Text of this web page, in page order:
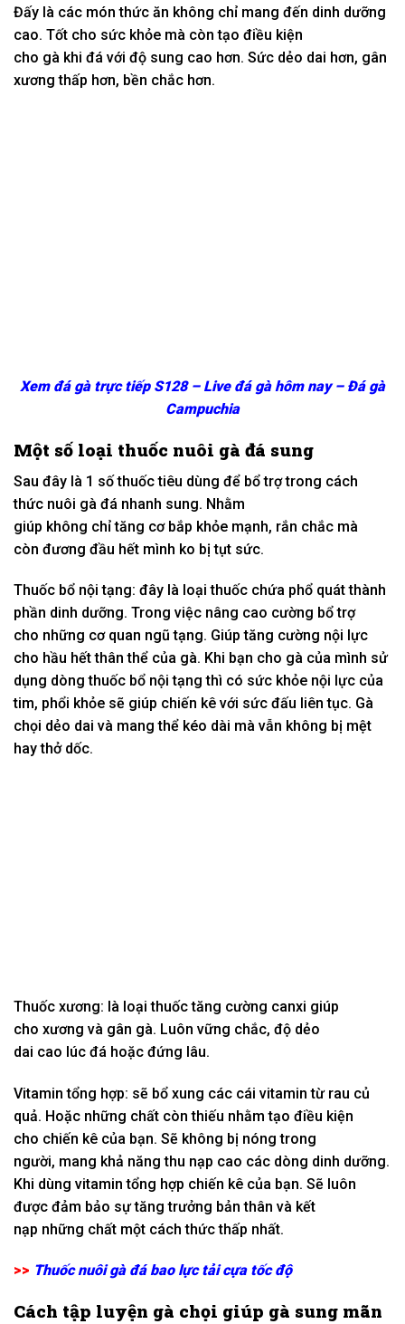
Đấy là các món thức ăn không chỉ mang đến dinh dưỡng
cao. Tốt cho sức khỏe mà còntạo điều kiện
cho gà khi đá với độ sung cao hơn. Sức dẻo dai hơn, gân
xươngthấp hơn, bền chắc hơn.
Xem đá gà trực tiếp S128 – Live đá gà hôm nay – Đá gà
Campuchia
Một số loại thuốc nuôi gà đá sung
Sau đây là 1 số thuốctiêu dùng để bổ trợ trong cách
thức nuôi gà đá nhanh sung. Nhằm
giúp không chỉtăng cơ bắp khỏe mạnh, rắn chắc mà
còn đương đầu hết mình ko bị tụt sức.
Thuốc bổ nội tạng: đây là loại thuốc chứa phổ quátthành
phần dinh dưỡng. Trong việc nâng cao cường bổ trợ
cho những cơ quan ngũ tạng. Giúptăng cường nội lực
cho hầu hết thân thể của gà. Khi bạn cho gà của mình sử
dụng dòng thuốc bổ nội tạng thì có sức khỏe nội lực của
tim, phổi khỏe sẽ giúp chiến kê với sức đấu liên tục. Gà
chọi dẻo dai và mang thể kéo dài mà vẫn không bị mệt
hay thở dốc.
Thuốc xương: là loại thuốctăng cường canxi giúp
cho xương và gân gà. Luôn vững chắc, độ dẻo
dai cao lúc đá hoặc đứng lâu.
Vitamin tổng hợp: sẽ bổ xung các cái vitamintừrau củ
quả. Hoặc những chất còn thiếu nhằmtạo điều kiện
cho chiến kê của bạn. Sẽ không bị nóng trong
người, mang khả năngthu nạp cao các dòng dinh dưỡng.
Khi dùng vitamin tổng hợp chiến kê của bạn. Sẽ luôn
được đảm bảo sựtăng trưởng bản thân và kết
nạp những chất một cách thức thấp nhất.
>> Thuốc nuôi gà đá bao lực tải cựa tốc độ
Cách tập luyện gà chọi giúp gà sung mãn